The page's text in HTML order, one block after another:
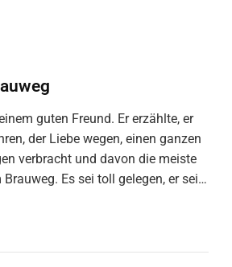
guten Freund. Er erzählte, er
der Liebe wegen, einen ganzen
verbracht und davon die meiste
Es sei toll gelegen, er sei…